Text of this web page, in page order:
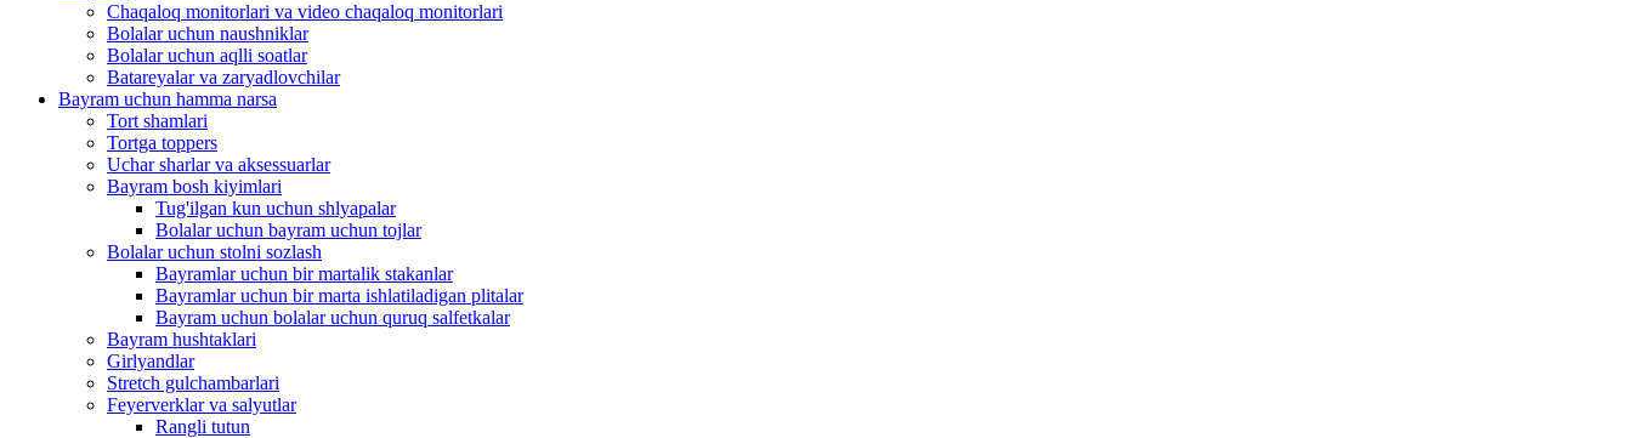
Chaqaloq monitorlari va video chaqaloq monitorlari
Bolalar uchun naushniklar
Bolalar uchun aqlli soatlar
Batareyalar va zaryadlovchilar
Bayram uchun hamma narsa
Tort shamlari
Tortga toppers
Uchar sharlar va aksessuarlar
Bayram bosh kiyimlari
Tug'ilgan kun uchun shlyapalar
Bolalar uchun bayram uchun tojlar
Bolalar uchun stolni sozlash
Bayramlar uchun bir martalik stakanlar
Bayramlar uchun bir marta ishlatiladigan plitalar
Bayram uchun bolalar uchun quruq salfetkalar
Bayram hushtaklari
Girlyandlar
Stretch gulchambarlari
Feyerverklar va salyutlar
Rangli tutun